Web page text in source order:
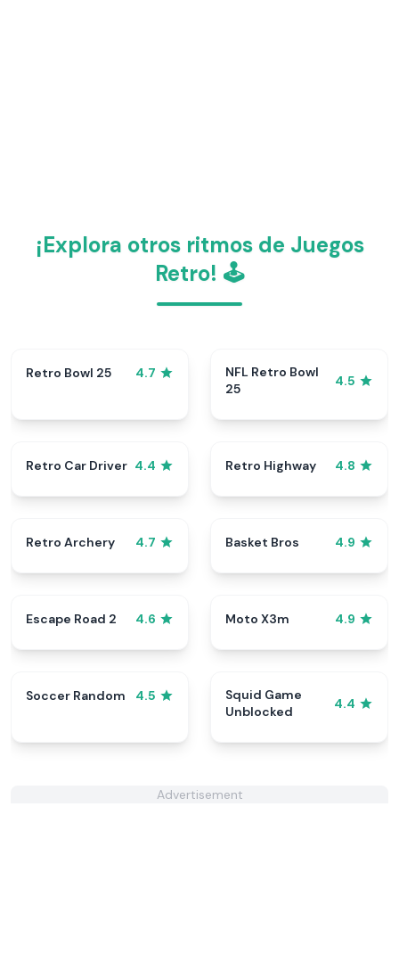
¡Explora otros ritmos de Juegos
Retro! 🕹️
Retro Bowl 25 4.7
NFL Retro Bowl
25
4.5
Retro Car Driver 4.4 Retro Highway 4.8
Retro Archery 4.7 Basket Bros 4.9
Escape Road 2 4.6 Moto X3m 4.9
Soccer Random 4.5
Squid Game
Unblocked
4.4
Advertisement